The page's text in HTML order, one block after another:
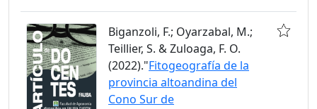
Biganzoli, F.; Oyarzabal, M.;
Teillier, S. & Zuloaga, F. O.
(2022)."Fitogeografía de la
provincia altoandina del
Cono Sur de